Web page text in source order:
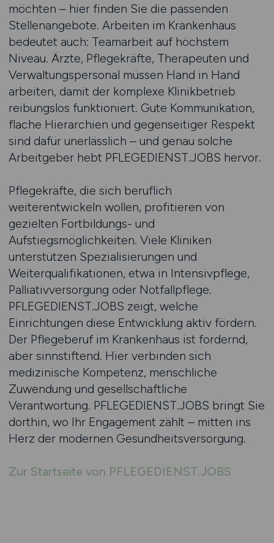
möchten – hier finden Sie die passenden
Stellenangebote. Arbeiten im Krankenhaus
bedeutet auch: Teamarbeit auf höchstem
Niveau. Ärzte, Pflegekräfte, Therapeuten und
Verwaltungspersonal müssen Hand in Hand
arbeiten, damit der komplexe Klinikbetrieb
reibungslos funktioniert. Gute Kommunikation,
flache Hierarchien und gegenseitiger Respekt
sind dafür unerlässlich – und genau solche
Arbeitgeber hebt PFLEGEDIENST.JOBS hervor.
Pflegekräfte, die sich beruflich
weiterentwickeln wollen, profitieren von
gezielten Fortbildungs- und
Aufstiegsmöglichkeiten. Viele Kliniken
unterstützen Spezialisierungen und
Weiterqualifikationen, etwa in Intensivpflege,
Palliativversorgung oder Notfallpflege.
PFLEGEDIENST.JOBS zeigt, welche
Einrichtungen diese Entwicklung aktiv fördern.
Der Pflegeberuf im Krankenhaus ist fordernd,
aber sinnstiftend. Hier verbinden sich
medizinische Kompetenz, menschliche
Zuwendung und gesellschaftliche
Verantwortung. PFLEGEDIENST.JOBS bringt Sie
dorthin, wo Ihr Engagement zählt – mitten ins
Herz der modernen Gesundheitsversorgung.
Zur Startseite von PFLEGEDIENST.JOBS